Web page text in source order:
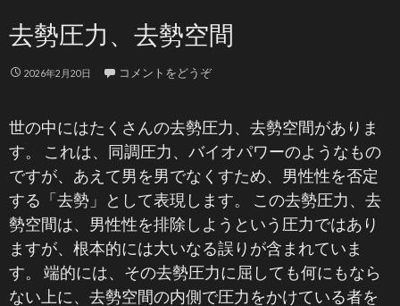
去勢圧力、去勢空間
2026年2月20日 コメントをどうぞ
世の中にはたくさんの去勢圧力、去勢空間がありま
す。 これは、同調圧力、バイオパワーのようなもの
ですが、あえて男を男でなくすため、男性性を否定
する「去勢」として表現します。 この去勢圧力、去
勢空間は、男性性を排除しようという圧力ではあり
ますが、根本的には大いなる誤りが含まれていま
す。 端的には、その去勢圧力に屈しても何にもなら
ない上に、去勢空間の内側で圧力をかけている者を